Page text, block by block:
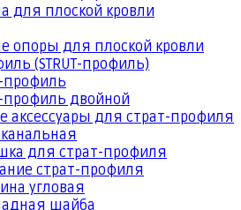
для плоской кровли
опоры для плоской кровли
(STRUT-профиль)
профиль
профиль двойной
аксессуары для страт-профиля
для страт-профиля
страт-профиля
угловая
шайба